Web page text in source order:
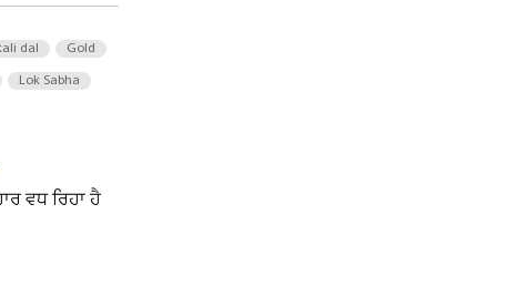
dal Gold
Lok Sabha
ਵਧ ਰਿਹਾ ਹੈ